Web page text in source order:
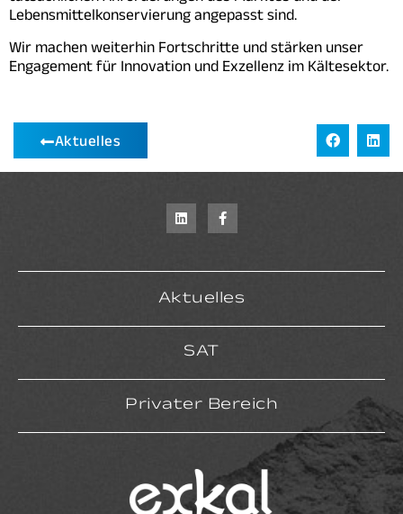
Lebensmittelkonservierung angepasst sind.
Wir machen weiterhin Fortschritte und stärken unser
Engagement für Innovation und Exzellenz im Kältesektor.
Aktuelles
Aktuelles
SAT
Privater Bereich